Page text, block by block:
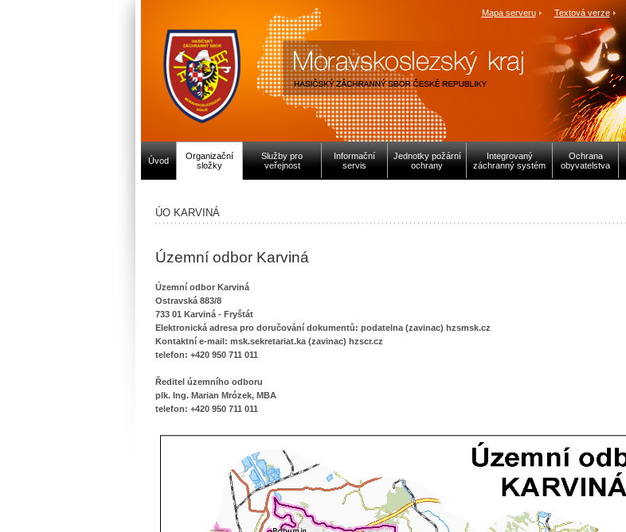
Mapa serveru Textová verze
Úvod
Organizační
složky
Služby pro
veřejnost
Informační
servis
Jednotky požární
ochrany
Integrovaný
záchranný systém
Ochrana
obyvatelstva
ÚO KARVINÁ
Územní odbor Karviná
Územní odbor Karviná
Ostravská 883/8
733 01 Karviná - Fryštát
Elektronická adresa pro doručování dokumentů: podatelna (zavinac) hzsmsk.cz
Kontaktní e-mail: msk.sekretariat.ka (zavinac) hzscr.cz
telefon: +420 950 711 011
Ředitel územního odboru
plk. Ing. Marian Mrózek, MBA
telefon: +420 950 711 011